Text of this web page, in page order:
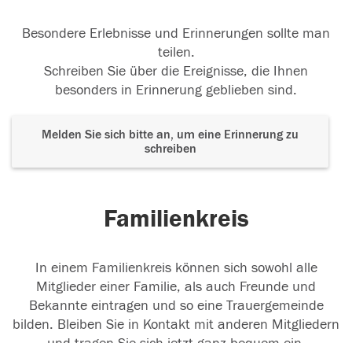
Besondere Erlebnisse und Erinnerungen sollte man
teilen.
Schreiben Sie über die Ereignisse, die Ihnen
besonders in Erinnerung geblieben sind.
Melden Sie sich bitte an, um eine Erinnerung zu
schreiben
Familienkreis
In einem Familienkreis können sich sowohl alle
Mitglieder einer Familie, als auch Freunde und
Bekannte eintragen und so eine Trauergemeinde
bilden. Bleiben Sie in Kontakt mit anderen Mitgliedern